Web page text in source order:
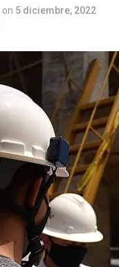
on 5 diciembre, 2022